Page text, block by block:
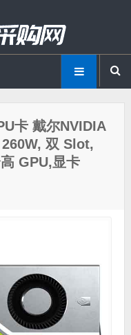
卡 戴尔NVIDIA
双 Slot,
GPU,显卡